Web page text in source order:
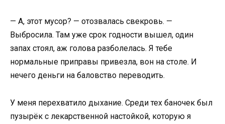
— А, этот мусор? — отозвалась свекровь. —
Выбросила. Там уже срок годности вышел, один
запах стоял, аж голова разболелась. Я тебе
нормальные приправы привезла, вон на столе. И
нечего деньги на баловство переводить.
У меня перехватило дыхание. Среди тех баночек был
пузырёк с лекарственной настойкой, которую я